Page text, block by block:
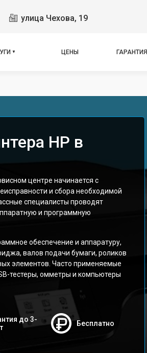
улица Чехова, 19
ЦЕНЫ ГАРАНТИЯ
HP в
центре начинается с
и сбора необходимой
специалисты проводят
и программную
обеспечение и аппаратуру,
валов подачи бумаги, роликов
элементов. Часто применяемые
тестеры, омметры и компьютеры
до 3-
Бесплатно